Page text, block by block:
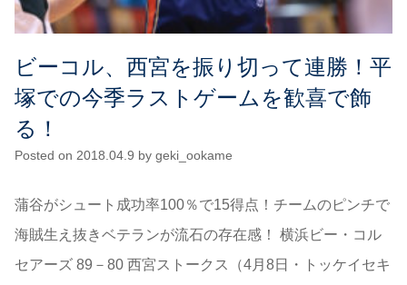
ビーコル、西宮を振り切って連勝！平
塚での今季ラストゲームを歓喜で飾
る！
Posted on 2018.04.9 by geki_ookame
蒲谷がシュート成功率100％で15得点！チームのピンチで
海賊生え抜きベテランが流石の存在感！ 横浜ビー・コル
セアーズ 89－80 西宮ストークス（4月8日・トッケイセキ